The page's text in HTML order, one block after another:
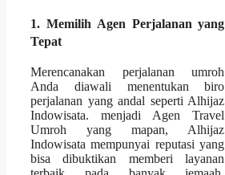
1. Memilih Agen Perjalanan yang
Tepat
Merencanakan perjalanan umroh
Anda diawali menentukan biro
perjalanan yang andal seperti Alhijaz
Indowisata. menjadi Agen Travel
Umroh yang mapan, Alhijaz
Indowisata mempunyai reputasi yang
bisa dibuktikan memberi layanan